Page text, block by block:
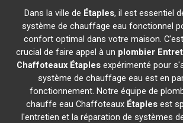
Dans la ville de Étaples, il est essentiel
système de chauffage eau fonctionnel
confort optimal dans votre maison.
crucial de faire appel à un plombier
Chaffoteaux Étaplesexpérimenté pour
système de chauffage eau est en
fonctionnement. Notre équipe de
chauffe eau Chaffoteaux Étaplesest
l'entretien et la réparation de systèmes